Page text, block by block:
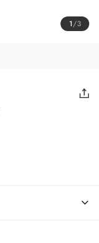
1/3